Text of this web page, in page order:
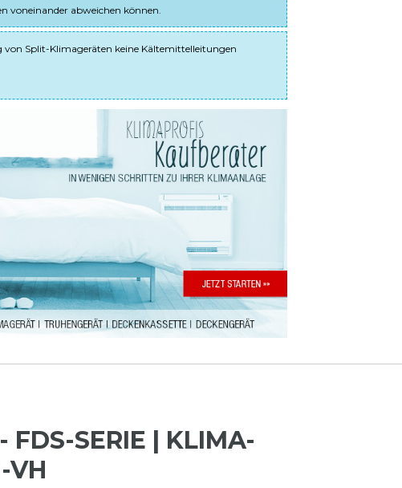
voneinander abweichen können.
von Split-Klimageräten keine Kältemittelleitungen
FDS-SERIE | KLIMA-
VH